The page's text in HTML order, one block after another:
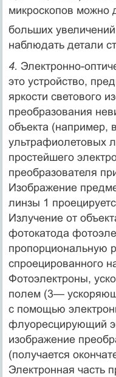
микроскопов можно
больших
наблюдать детали
4. Электронно-
это устройство,
яркости светового
преобразования
объекта (например,
ультрафиолетовых
простейшего
преобразователя
Изображение
линзы 1
Излучение от
фотокатода
пропорциональную
спроецированного
Фотоэлектроны,
полем (3—
с помощью
флуоресцирующий
изображение
(получается
Электронная часть